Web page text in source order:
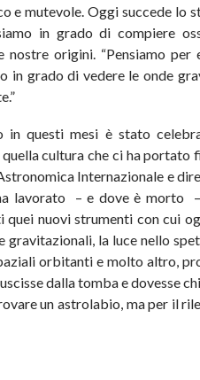
e mutevole. Oggi succede lo
in grado di compiere
nostre origini. “Pensiamo
in grado di vedere le onde
in questi mesi è stato
cultura che ci ha portato
Internazionale e
lavorato – e dove è morto
quei nuovi strumenti con cui
gravitazionali, la luce nello
orbitanti e molto altro,
dalla tomba e dovesse
un astrolabio, ma per il